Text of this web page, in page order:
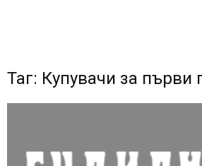
Таг: Купувачи за първи